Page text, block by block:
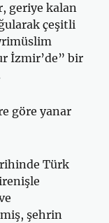
geriye kalan
çeşitli
İzmir’de” bir
göre yanar
Türk
şehrin